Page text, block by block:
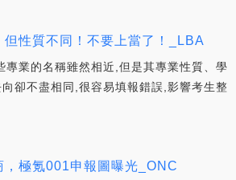
性質不同！不要上當了！_LBA
專業的名稱雖然相近,但是其專業性質、學
卻不盡相同,很容易填報錯誤,影響考生整
，極氪001申報圖曝光_ONC